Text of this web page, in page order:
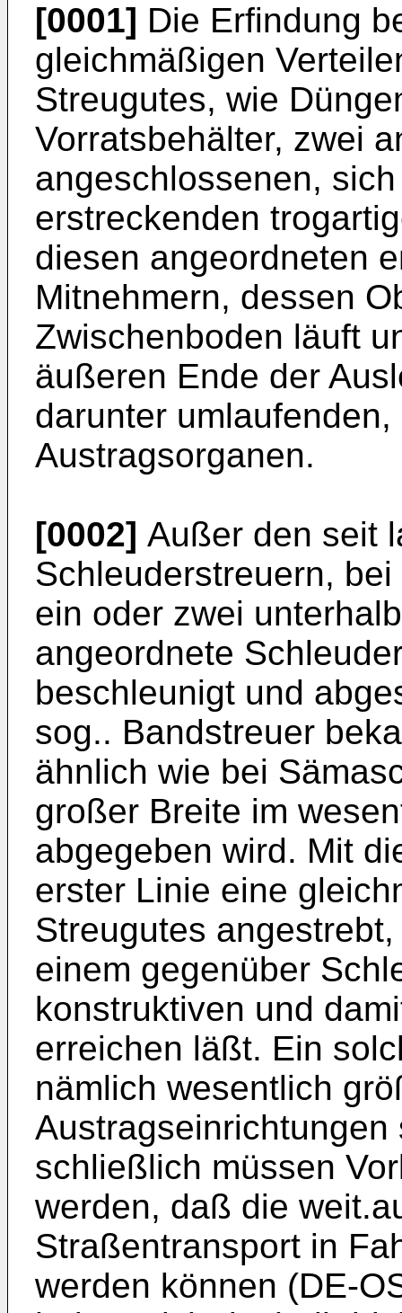
[0001] Die Erfindung
gleichmäßigen
Streugutes, wie
Vorratsbehälter, zwei
angeschlossenen,
erstreckenden
diesen angeordneten
Mitnehmern, dessen
Zwischenboden läuft
äußeren Ende der
darunter
Austragsorganen.
[0002] Außer den seit
Schleuderstreuern,
ein oder zwei
angeordnete
beschleunigt und
sog.. Bandstreuer
ähnlich wie bei
großer Breite im
abgegeben wird. Mit
erster Linie eine
Streugutes
einem gegenüber
konstruktiven und
erreichen läßt. Ein
nämlich wesentlich
schließlich müssen
werden, daß die
Straßentransport in
werden können (DE-